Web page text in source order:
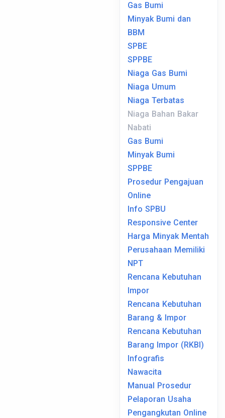
Gas Bumi
Minyak Bumi dan
BBM
SPBE
SPPBE
Niaga Gas Bumi
Niaga Umum
Niaga Terbatas
Niaga Bahan Bakar
Nabati
Gas Bumi
Minyak Bumi
SPPBE
Prosedur Pengajuan
Online
Info SPBU
Responsive Center
Harga Minyak Mentah
Perusahaan Memiliki
NPT
Rencana Kebutuhan
Impor
Rencana Kebutuhan
Barang & Impor
Rencana Kebutuhan
Barang Impor (RKBI)
Infografis
Nawacita
Manual Prosedur
Pelaporan Usaha
Pengangkutan Online